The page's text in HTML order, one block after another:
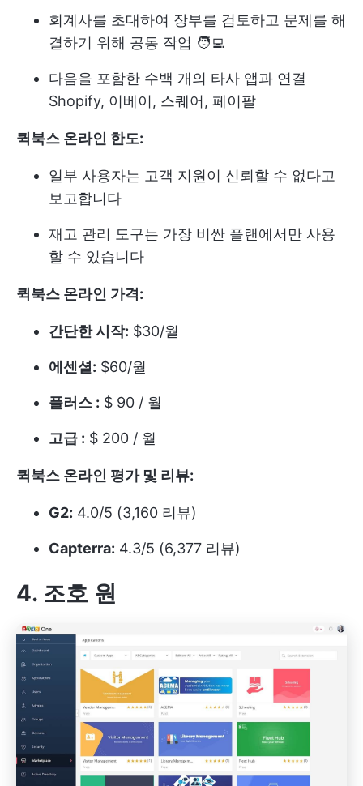
회계사를 초대하여 장부를 검토하고 문제를 해
결하기 위해 공동 작업 🧑‍💻
다음을 포함한 수백 개의 타사 앱과 연결
Shopify, 이베이, 스퀘어, 페이팔
퀵북스 온라인 한도:
일부 사용자는 고객 지원이 신뢰할 수 없다고
보고합니다
재고 관리 도구는 가장 비싼 플랜에서만 사용
할 수 있습니다
퀵북스 온라인 가격:
간단한 시작: $30/월
에센셜: $60/월
플러스 : $ 90 / 월
고급 : $ 200 / 월
퀵북스 온라인 평가 및 리뷰:
G2: 4.0/5 (3,160 리뷰)
Capterra: 4.3/5 (6,377 리뷰)
4. 조호 원